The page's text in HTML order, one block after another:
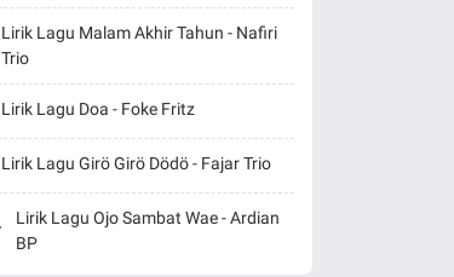
Lirik Lagu Malam Akhir Tahun - Nafiri
Trio
Lirik Lagu Doa - Foke Fritz
Lirik Lagu Girö Girö Dödö - Fajar Trio
Lirik Lagu Ojo Sambat Wae - Ardian
BP